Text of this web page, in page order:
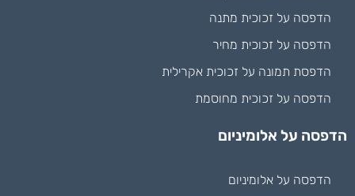
הדפסה על זכוכית מתנה
הדפסה על זכוכית מחיר
הדפסת תמונה על זכוכית אקרילית
הדפסה על זכוכית מחוסמת
הדפסה על אלומיניום
הדפסה על אלומיניום